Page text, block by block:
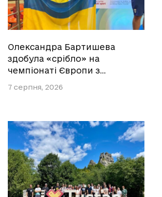
Олександра Бартишева
здобула «срібло» на
чемпіонаті Європи з…
7 серпня, 2026